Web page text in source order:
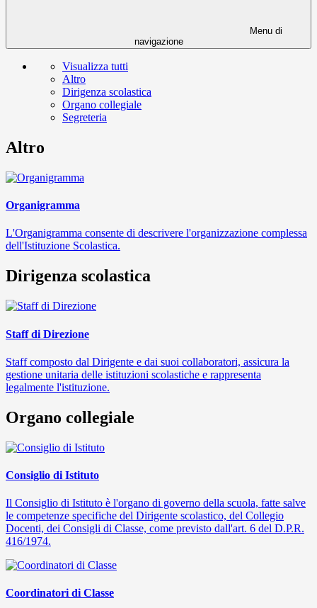
Menu di
navigazione
Visualizza tutti
Altro
Dirigenza scolastica
Organo collegiale
Segreteria
Altro
Organigramma
L'Organigramma consente di descrivere l'organizzazione complessa
dell'Istituzione Scolastica.
Dirigenza scolastica
Staff di Direzione
Staff composto dal Dirigente e dai suoi collaboratori, assicura la
gestione unitaria delle istituzioni scolastiche e rappresenta
legalmente l'istituzione.
Organo collegiale
Consiglio di Istituto
Il Consiglio di Istituto è l'organo di governo della scuola, fatte salve
le competenze specifiche del Dirigente scolastico, del Collegio
Docenti, dei Consigli di Classe, come previsto dall'art. 6 del D.P.R.
416/1974.
Coordinatori di Classe